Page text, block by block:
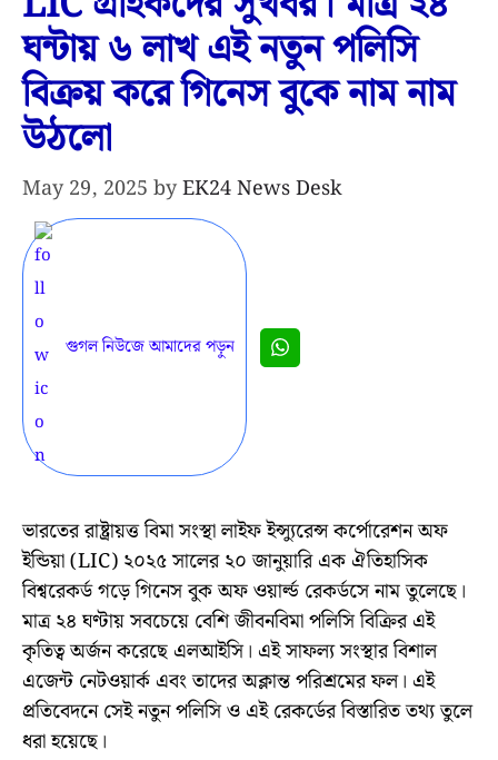
ঘন্টায় ৬ লাখ এই নতুন পলিসি
বিক্রয় করে গিনেস বুকে নাম নাম
উঠলো
May 29, 2025 byEK24 News Desk
গুগল নিউজে আমাদের পড়ুন
ভারতের রাষ্ট্রায়ত্ত বিমা সংস্থা লাইফ ইন্স্যুরেন্স কর্পোরেশন অফ
ইন্ডিয়া (LIC) ২০২৫ সালের ২০ জানুয়ারি এক ঐতিহাসিক
বিশ্বরেকর্ড গড়ে গিনেস বুক অফ ওয়ার্ল্ড রেকর্ডসে নাম তুলেছে।
মাত্র ২৪ ঘণ্টায় সবচেয়ে বেশি জীবনবিমা পলিসি বিক্রির এই
কৃতিত্ব অর্জন করেছে এলআইসি। এই সাফল্য সংস্থার বিশাল
এজেন্ট নেটওয়ার্ক এবং তাদের অক্লান্ত পরিশ্রমের ফল। এই
প্রতিবেদনে সেই নতুন পলিসি ও এই রেকর্ডের বিস্তারিত তথ্য তুলে
ধরা হয়েছে।